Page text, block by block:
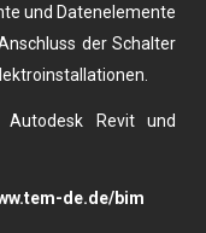
und Datenelemente
der Schalter
Revit und
de.de/bim